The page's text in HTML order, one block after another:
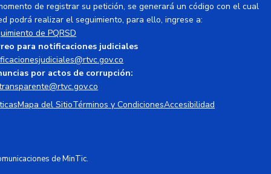
de registrar su petición, se generará un código con el cual
podrá realizar el seguimiento, para ello, ingrese a:
de PQRSD
para notificaciones judiciales
por actos de corrupción:
Mapa del SitioTérminos y CondicionesAccesibilidad
de MinTic.